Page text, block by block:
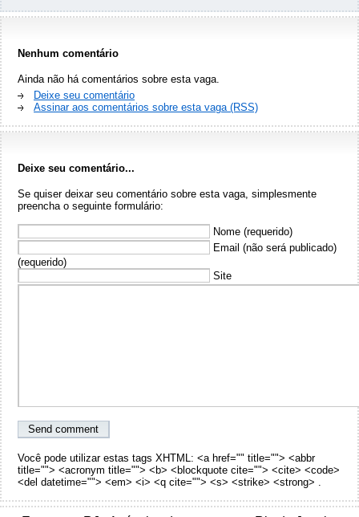
Nenhum comentário
Ainda não há comentários sobre esta vaga.
Deixe seu comentário
Assinar aos comentários sobre esta vaga (RSS)
Deixe seu comentário...
Se quiser deixar seu comentário sobre esta vaga, simplesmente
preencha o seguinte formulário:
Nome (requerido)
Email (não será publicado)
(requerido)
Site
Você pode utilizar estas tags XHTML: <a href="" title=""> <abbr
title=""> <acronym title=""> <b> <blockquote cite=""> <cite> <code>
<del datetime=""> <em> <i> <q cite=""> <s> <strike> <strong> .